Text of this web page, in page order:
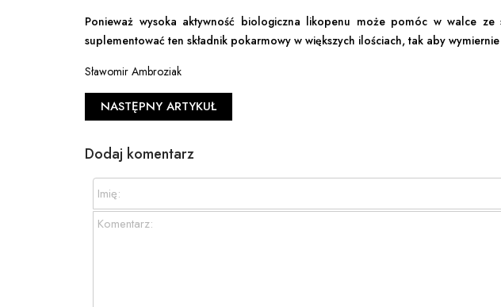
Ponieważ wysoka aktywność biologiczna likopenu może pomóc w walce
suplementować ten składnik pokarmowy w większych ilościach, tak aby
Sławomir Ambroziak
NASTĘPNY ARTYKUŁ
Dodaj komentarz